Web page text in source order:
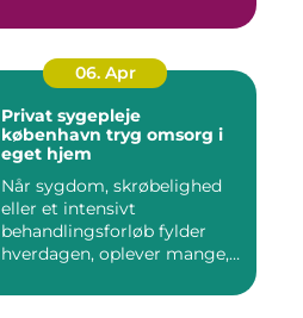
06. Apr
Privat sygepleje
københavn tryg omsorg i
eget hjem
Når sygdom, skrøbelighed
eller et intensivt
behandlingsforløb fylder
hverdagen, oplever mange,